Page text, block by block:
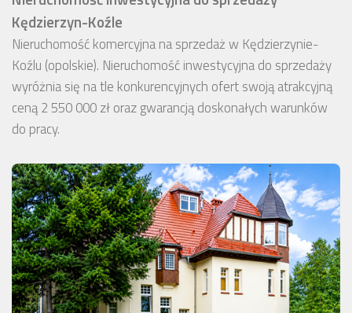
Kędzierzyn-Koźle
Nieruchomość komercyjna na sprzedaż w Kędzierzynie-
Koźlu (opolskie). Nieruchomość inwestycyjna do sprzedaży
wyróżnia się na tle konkurencyjnych ofert swoją atrakcyjną
ceną 2 550 000 zł oraz gwarancją doskonałych warunków
do pracy.